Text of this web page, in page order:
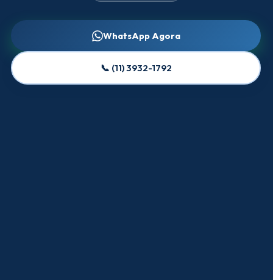
WhatsApp Agora
📞 (11) 3932-1792